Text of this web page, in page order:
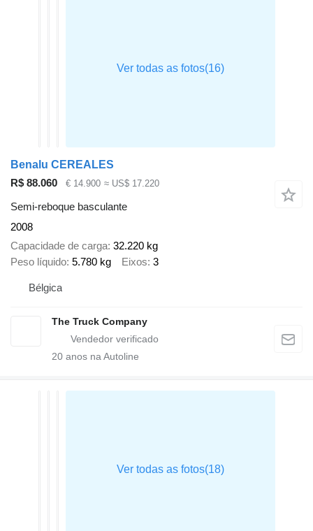
Benalu CEREALES
R$ 88.060
€ 14.900 ≈ US$ 17.220
Semi-reboque basculante
2008
Capacidade de carga 32.220 kg
Peso líquido 5.780 kg Eixos 3
Bélgica
The Truck Company
20 anos na Autoline